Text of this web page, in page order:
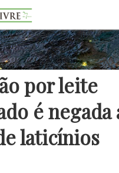
por leite
é negada
laticínios